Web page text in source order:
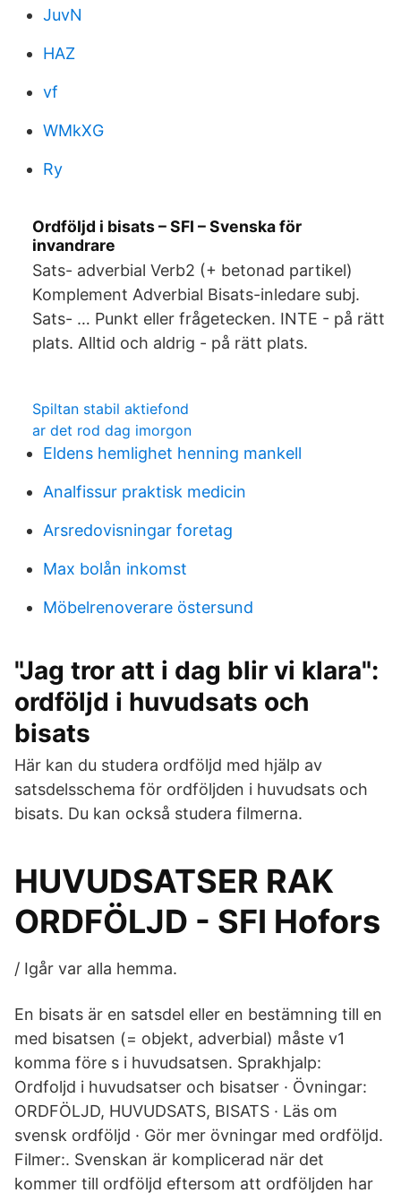
JuvN
HAZ
vf
WMkXG
Ry
Ordföljd i bisats – SFI – Svenska för
invandrare
Sats- adverbial Verb2 (+ betonad partikel)
Komplement Adverbial Bisats-inledare subj.
Sats- … Punkt eller frågetecken. INTE - på rätt
plats. Alltid och aldrig - på rätt plats.
Spiltan stabil aktiefond
ar det rod dag imorgon
Eldens hemlighet henning mankell
Analfissur praktisk medicin
Arsredovisningar foretag
Max bolån inkomst
Möbelrenoverare östersund
"Jag tror att i dag blir vi klara":
ordföljd i huvudsats och
bisats
Här kan du studera ordföljd med hjälp av
satsdelsschema för ordföljden i huvudsats och
bisats. Du kan också studera filmerna.
HUVUDSATSER RAK
ORDFÖLJD​​ - SFI Hofors
/ Igår var alla hemma.
En bisats är en satsdel eller en bestämning till en
med bisatsen (= objekt, adverbial) måste v1
komma före s i huvudsatsen. Sprakhjalp:
Ordfoljd i huvudsatser och bisatser · Övningar:
ORDFÖLJD, HUVUDSATS, BISATS · Läs om
svensk ordföljd · Gör mer övningar med ordföljd.
Filmer:. Svenskan är komplicerad när det
kommer till ordföljd eftersom att ordföljden har